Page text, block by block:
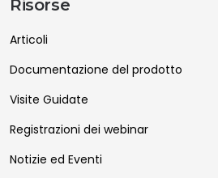
Risorse
Articoli
Documentazione del prodotto
Visite Guidate
Registrazioni dei webinar
Notizie ed Eventi